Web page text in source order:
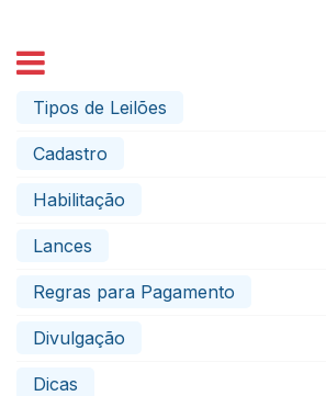
Tipos de Leilões
Cadastro
Habilitação
Lances
Regras para Pagamento
Divulgação
Dicas